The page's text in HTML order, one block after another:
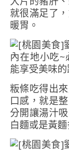
就很滿足了
暖胃。
粄條吃得出
口感，就是
分開讓湯汁
白麵或是黃麵